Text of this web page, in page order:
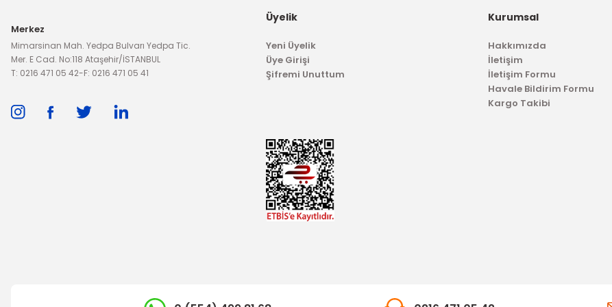
Merkez
Mimarsinan Mah. Yedpa Bulvarı Yedpa Tic.
Mer. E Cad. No:118 Ataşehir/İSTANBUL
T: 0216 471 05 42-F: 0216 471 05 41
Üyelik
Yeni Üyelik
Üye Girişi
Şifremi Unuttum
Kurumsal
Hakkımızda
İletişim
İletişim Formu
Havale Bildirim Formu
Kargo Takibi